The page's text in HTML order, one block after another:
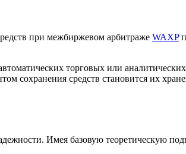
при межбиржевом арбитраже WAXP
торговых или
сохранения средств становится их
Имея базовую теоретическую